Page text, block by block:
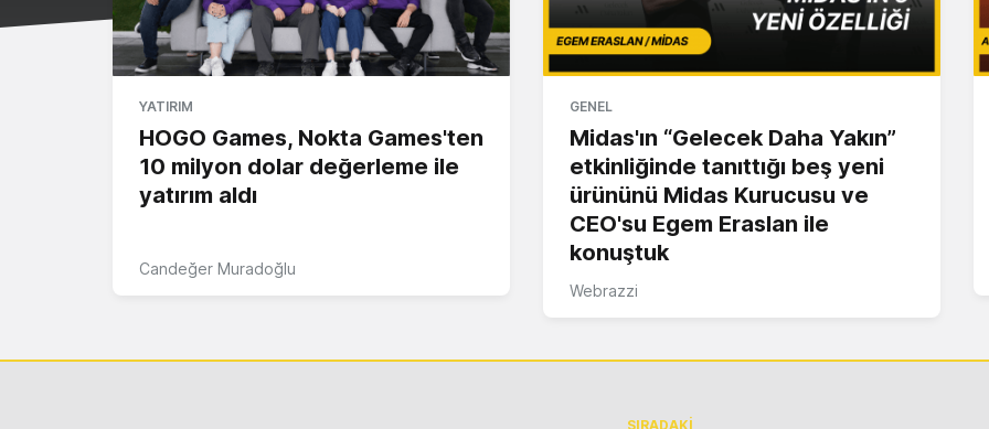
YATIRIM
HOGO Games, Nokta Games'ten
10 milyon dolar değerleme ile
yatırım aldı
Candeğer Muradoğlu
GENEL
Midas'ın “Gelecek Daha Yakın”
etkinliğinde tanıttığı beş yeni
ürününü Midas Kurucusu ve
CEO'su Egem Eraslan ile
konuştuk
Webrazzi
SIRADAKİ